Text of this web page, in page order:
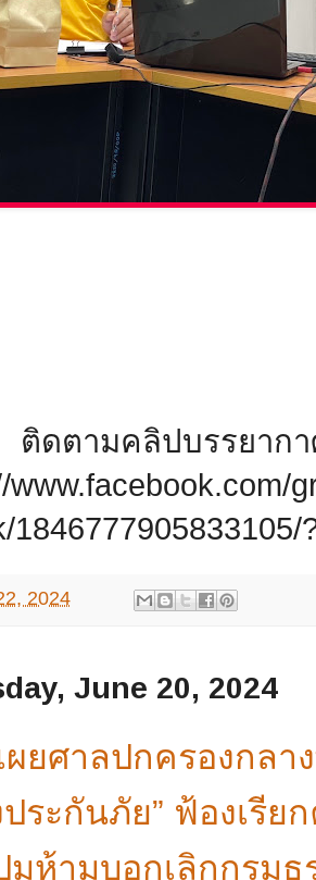
มคลิปบรรยากาศก
www.facebook.com/
1846777905833105/
2024
June 20, 2024
ผยศาลปกครองกล
ระกันภัย” ฟ้องเรีย
มห้ามบอกเลิกกรมธ